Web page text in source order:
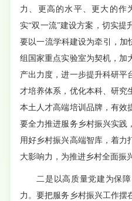
力、更高的水平、更大的作
实“双一流”建设方案，切实提
要以一流学科建设为牵引，加
组国家重点实验室为契机，加
产出力度，进一步提升科研平
才培养体系，优化本科、研究
本土人才高端培训品牌，有效
要全力推进服务乡村振兴实践
用好乡村振兴高端智库，着力
大影响力，为推进乡村全面振
二是以高质量党建为保
力。要把服务乡村振兴工作摆